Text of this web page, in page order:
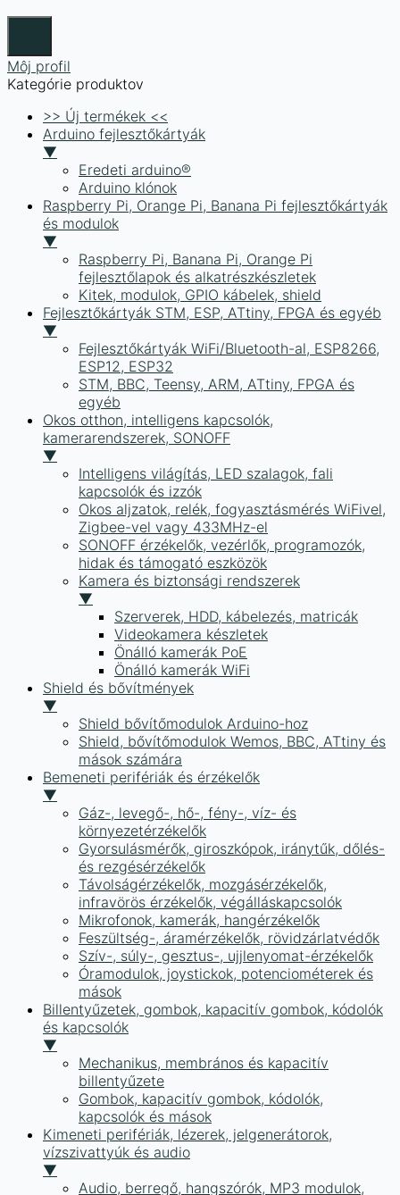
Môj profil
Kategórie produktov
>> Új termékek <<
Arduino fejlesztőkártyák
▼
Eredeti arduino®
Arduino klónok
Raspberry Pi, Orange Pi, Banana Pi fejlesztőkártyák
és modulok
▼
Raspberry Pi, Banana Pi, Orange Pi
fejlesztőlapok és alkatrészkészletek
Kitek, modulok, GPIO kábelek, shield
Fejlesztőkártyák STM, ESP, ATtiny, FPGA és egyéb
▼
Fejlesztőkártyák WiFi/Bluetooth-al, ESP8266,
ESP12, ESP32
STM, BBC, Teensy, ARM, ATtiny, FPGA és
egyéb
Okos otthon, intelligens kapcsolók,
kamerarendszerek, SONOFF
▼
Intelligens világítás, LED szalagok, fali
kapcsolók és izzók
Okos aljzatok, relék, fogyasztásmérés WiFivel,
Zigbee-vel vagy 433MHz-el
SONOFF érzékelők, vezérlők, programozók,
hidak és támogató eszközök
Kamera és biztonsági rendszerek
▼
Szerverek, HDD, kábelezés, matricák
Videokamera készletek
Önálló kamerák PoE
Önálló kamerák WiFi
Shield és bővítmények
▼
Shield bővítőmodulok Arduino-hoz
Shield, bővítőmodulok Wemos, BBC, ATtiny és
mások számára
Bemeneti perifériák és érzékelők
▼
Gáz-, levegő-, hő-, fény-, víz- és
környezetérzékelők
Gyorsulásmérők, giroszkópok, iránytűk, dőlés-
és rezgésérzékelők
Távolságérzékelők, mozgásérzékelők,
infravörös érzékelők, végálláskapcsolók
Mikrofonok, kamerák, hangérzékelők
Feszültség-, áramérzékelők, rövidzárlatvédők
Szív-, súly-, gesztus-, ujjlenyomat-érzékelők
Óramodulok, joystickok, potenciométerek és
mások
Billentyűzetek, gombok, kapacitív gombok, kódolók
és kapcsolók
▼
Mechanikus, membrános és kapacitív
billentyűzete
Gombok, kapacitív gombok, kódolók,
kapcsolók és mások
Kimeneti perifériák, lézerek, jelgenerátorok,
vízszivattyúk és audio
▼
Audio, berregő, hangszórók, MP3 modulok,